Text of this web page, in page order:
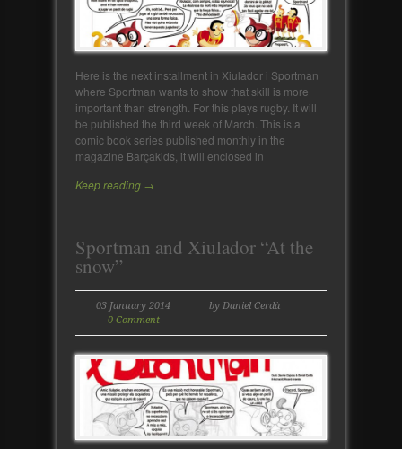
Here is the next installment in Xiulador i Sportman
where Sportman wants to show that skill is more
important than strength. For this plays rugby. It will
be published the third week of March. This is a
comic book series published monthly in the
magazine Barçakids, it will enclosed in
Keep reading →
Sportman and Xiulador “At the
snow”
03 January 2014
by Daniel Cerdà
0 Comment